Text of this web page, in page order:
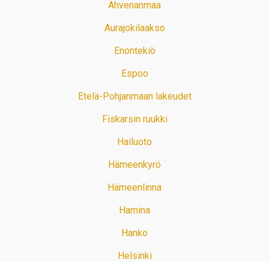
Ahvenanmaa
Aurajokilaakso
Enontekiö
Espoo
Etelä-Pohjanmaan lakeudet
Fiskarsin ruukki
Hailuoto
Hämeenkyrö
Hämeenlinna
Hamina
Hanko
Helsinki